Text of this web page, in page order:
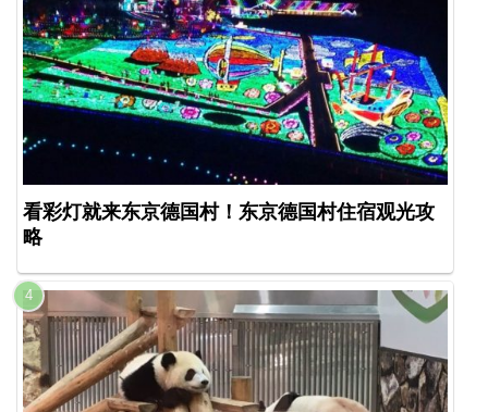
看彩灯就来东京德国村！东京德国村住宿观光攻
略